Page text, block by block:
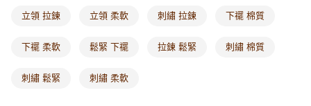
每筆NT$60，滿NT$1,000(含以上)免運費
立領 拉鍊 立領 柔軟 刺繡 拉鍊 下襬 棉質
下襬 柔軟 鬆緊 下襬 拉鍊 鬆緊 刺繡 棉質
刺繡 鬆緊 刺繡 柔軟